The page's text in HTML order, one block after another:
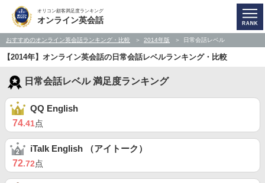
オリコン顧客満足度ランキング
オンライン英会話
おすすめのオンライン英会話ランキング・比較 2014年版 日常会話レベル
【2014年】オンライン英会話の日常会話レベルランキング・比較
日常会話レベル 満足度ランキング
QQ English
74.41点
iTalk English （アイトーク）
72.72点